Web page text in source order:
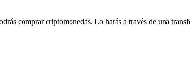
comprar criptomonedas. Lo harás a través de una